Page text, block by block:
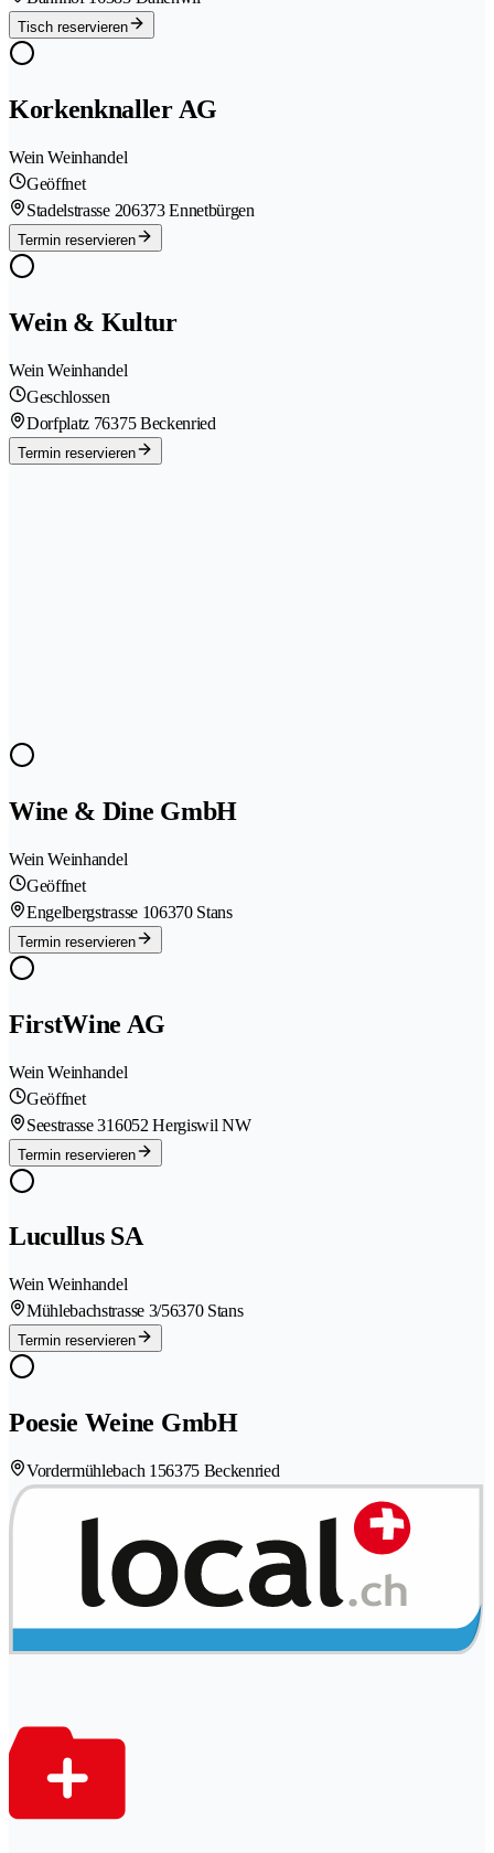
Tisch reservieren
Korkenknaller AG
Wein Weinhandel
Geöffnet
Stadelstrasse 206373 Ennetbürgen
Termin reservieren
Wein & Kultur
Wein Weinhandel
Geschlossen
Dorfplatz 76375 Beckenried
Termin reservieren
Wine & Dine GmbH
Wein Weinhandel
Geöffnet
Engelbergstrasse 106370 Stans
Termin reservieren
FirstWine AG
Wein Weinhandel
Geöffnet
Seestrasse 316052 Hergiswil NW
Termin reservieren
Lucullus SA
Wein Weinhandel
Mühlebachstrasse 3/56370 Stans
Termin reservieren
Poesie Weine GmbH
Vordermühlebach 156375 Beckenried